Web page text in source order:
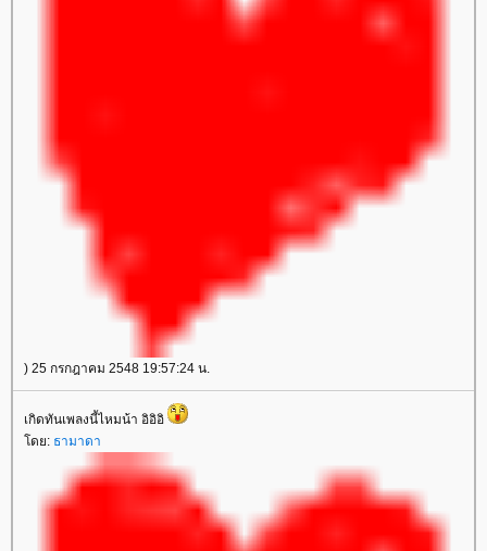
) 25 กรกฎาคม 2548 19:57:24 น.
เกิดทันเพลงนี้ไหมน้า อิอิอิ
ดย: ธามาดา